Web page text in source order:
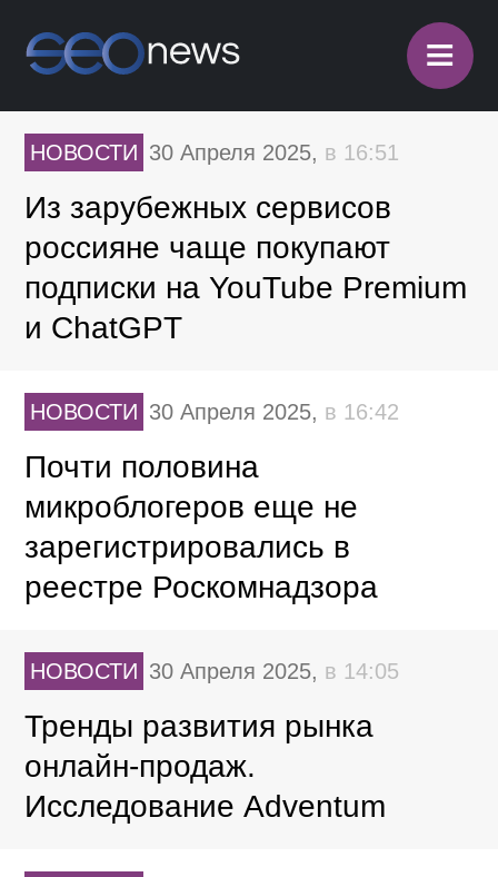
≡
НОВОСТИ 30 Апреля 2025, в 16:51
Из зарубежных сервисов
россияне чаще покупают
подписки на YouTube Premium
и ChatGPT
НОВОСТИ 30 Апреля 2025, в 16:42
Почти половина
микроблогеров еще не
зарегистрировались в
реестре Роскомнадзора
НОВОСТИ 30 Апреля 2025, в 14:05
Тренды развития рынка
онлайн-продаж.
Исследование Adventum